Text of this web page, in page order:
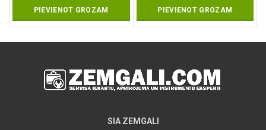
PIEVIENOT GROZAM PIEVIENOT GROZAM
SIA ZEMGALI